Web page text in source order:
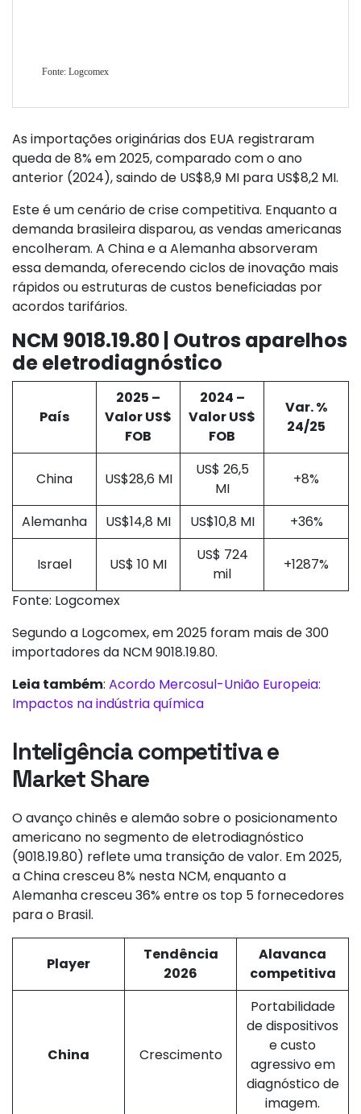
As importações originárias dos EUA registraram
queda de 8% em 2025, comparado com o ano
anterior (2024), saindo de US$8,9 MI para US$8,2 MI.
Este é um cenário de crise competitiva. Enquanto a
demanda brasileira disparou, as vendas americanas
encolheram. A China e a Alemanha absorveram
essa demanda, oferecendo ciclos de inovação mais
rápidos ou estruturas de custos beneficiadas por
acordos tarifários.
NCM 9018.19.80 | Outros aparelhos
de eletrodiagnóstico
País
2025 –
Valor US$
FOB
2024 –
Valor US$
FOB
Var. %
24/25
China US$28,6 MI
US$ 26,5
MI
+8%
Alemanha US$14,8 MI US$10,8 MI +36%
Israel US$ 10 MI
US$ 724
mil
+1287%
Fonte: Logcomex
Segundo a Logcomex, em 2025 foram mais de 300
importadores da NCM 9018.19.80.
Leia também: Acordo Mercosul-União Europeia:
Impactos na indústria química
Inteligência competitiva e
Market Share
O avanço chinês e alemão sobre o posicionamento
americano no segmento de eletrodiagnóstico
(9018.19.80) reflete uma transição de valor. Em 2025,
a China cresceu 8% nesta NCM, enquanto a
Alemanha cresceu 36% entre os top 5 fornecedores
para o Brasil.
Player
Tendência
2026
Alavanca
competitiva
China Crescimento
Portabilidade
de dispositivos
e custo
agressivo em
diagnóstico de
imagem.